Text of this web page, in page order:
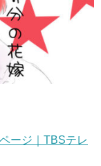
ージ｜TBSテレ